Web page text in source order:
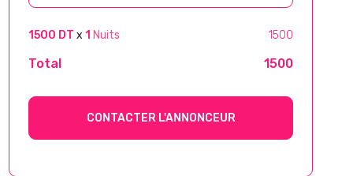
1500 DT x 1 Nuits 1500
Total 1500
CONTACTER L'ANNONCEUR